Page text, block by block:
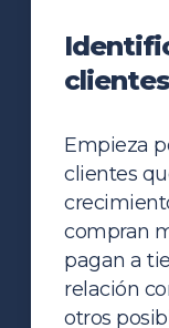
Empieza
clientes
compran
pagan a
relación
otros